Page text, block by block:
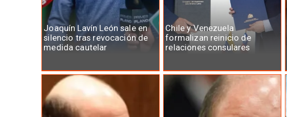
Joaquín Lavín León sale en
silencio tras revocación de
medida cautelar
Chile y Venezuela
formalizan reinicio de
relaciones consulares